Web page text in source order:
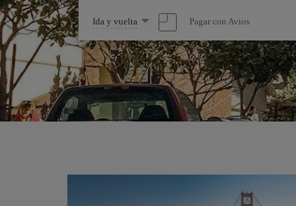
Seleccione
una
opción
Ida y vuelta Pagar con Avios